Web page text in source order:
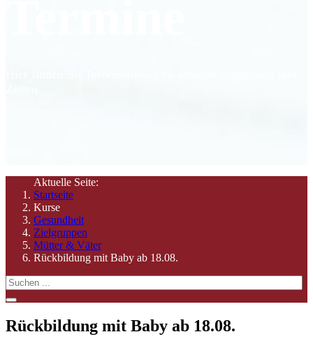
Termine
Aktuelle Seite:
Startseite
Kurse
Gesundheit
Zielgruppen
Mütter & Väter
Rückbildung mit Baby ab 18.08.
Rückbildung mit Baby ab 18.08.